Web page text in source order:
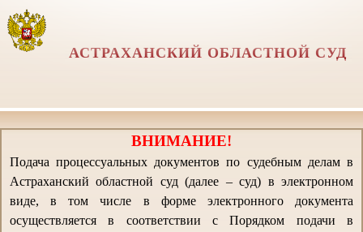
АСТРАХАНСКИЙ ОБЛАСТНОЙ СУД
ВНИМАНИЕ!
Подача процессуальных документов по судебным делам в
Астраханский областной суд (далее – суд) в электронном
виде, в том числе в форме электронного документа
осуществляется в соответствии с Порядком подачи в